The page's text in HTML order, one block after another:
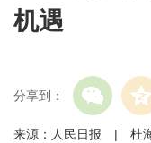
机遇
分享到：
来源：人民日报 | 杜